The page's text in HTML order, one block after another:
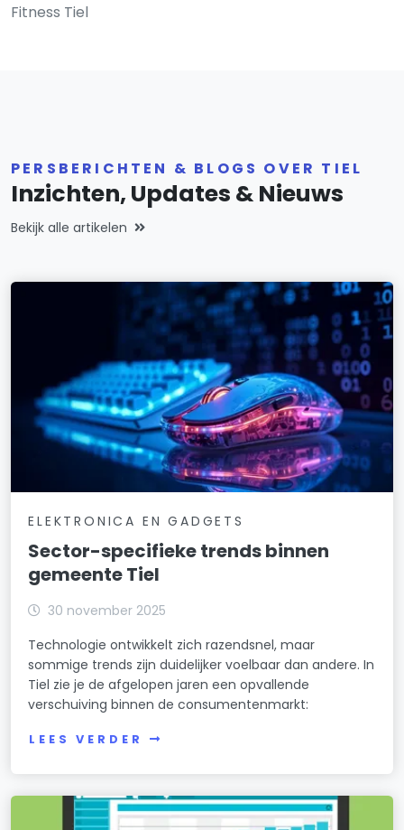
Fitness Tiel
PERSBERICHTEN & BLOGS OVER TIEL
Inzichten, Updates & Nieuws
Bekijk alle artikelen
ELEKTRONICA EN GADGETS
Sector-specifieke trends binnen
gemeente Tiel
30 november 2025
Technologie ontwikkelt zich razendsnel, maar
sommige trends zijn duidelijker voelbaar dan andere. In
Tiel zie je de afgelopen jaren een opvallende
verschuiving binnen de consumentenmarkt:
LEES VERDER